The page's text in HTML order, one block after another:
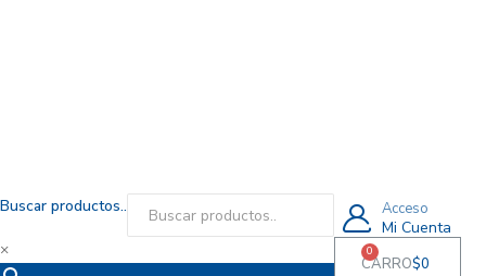
Buscar productos..
×
Acceso
Mi Cuenta
$0
0
CARRO